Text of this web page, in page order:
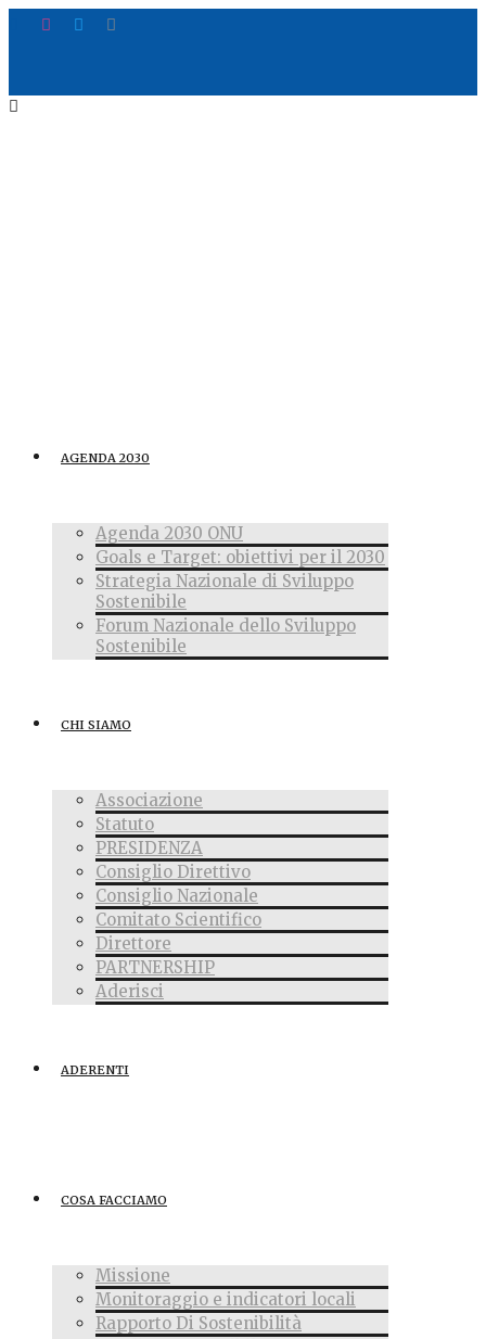
AGENDA 2030
Agenda 2030 ONU
Goals e Target: obiettivi per il 2030
Strategia Nazionale di Sviluppo
Sostenibile
Forum Nazionale dello Sviluppo
Sostenibile
CHI SIAMO
Associazione
Statuto
PRESIDENZA
Consiglio Direttivo
Consiglio Nazionale
Comitato Scientifico
Direttore
PARTNERSHIP
Aderisci
ADERENTI
COSA FACCIAMO
Missione
Monitoraggio e indicatori locali
Rapporto Di Sostenibilità